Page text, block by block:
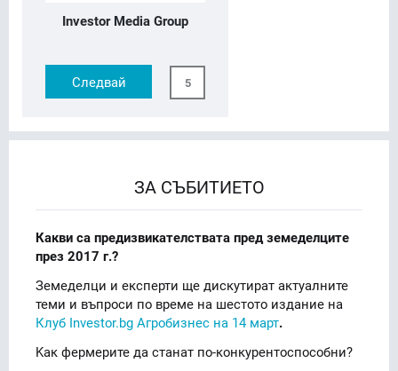
Investor Media Group
Следвай 5
ЗА СЪБИТИЕТО
Какви са предизвикателствата пред земеделците
през 2017 г.?
Земеделци и експерти ще дискутират актуалните
теми и въпроси по време на шестото издание на
Клуб Investor.bg Агробизнес на 14 март.
Kак фермерите да станат по-конкурентоспособни?